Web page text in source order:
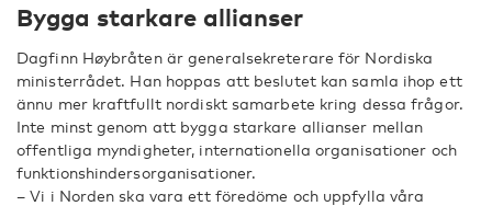
Bygga starkare allianser
Dagfinn Høybråten är generalsekreterare för Nordiska
ministerrådet. Han hoppas att beslutet kan samla ihop ett
ännu mer kraftfullt nordiskt samarbete kring dessa frågor.
Inte minst genom att bygga starkare allianser mellan
offentliga myndigheter, internationella organisationer och
funktionshindersorganisationer.
– Vi i Norden ska vara ett föredöme och uppfylla våra